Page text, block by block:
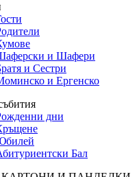
и Шафери
и Сестри
и Ергенско
дни
Бал